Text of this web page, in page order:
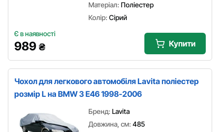
Матеріал: Поліестер
Колір: Сірий
Є в наявності
989 ₴ Купити
Чохол для легкового автомобіля Lavita поліестер
розмір L на BMW 3 E46 1998-2006
Бренд: Lavita
Довжина, см: 485